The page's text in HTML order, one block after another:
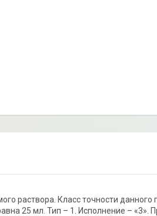
раствора. Класс точности данного
25 мл. Тип – 1. Исполнение – «3».